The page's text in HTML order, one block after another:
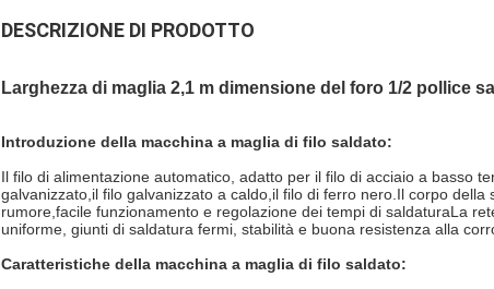
DESCRIZIONE DI PRODOTTO
Larghezza di maglia 2,1 m dimensione del foro 1/2 pollice
Introduzione della macchina a maglia di filo saldato:
Il filo di alimentazione automatico, adatto per il filo di acciaio a basso
galvanizzato,il filo galvanizzato a caldo,il filo di ferro nero.Il corpo
rumore,facile funzionamento e regolazione dei tempi di saldaturaLa
uniforme, giunti di saldatura fermi, stabilità e buona resistenza alla
Caratteristiche della macchina a maglia di filo saldato: